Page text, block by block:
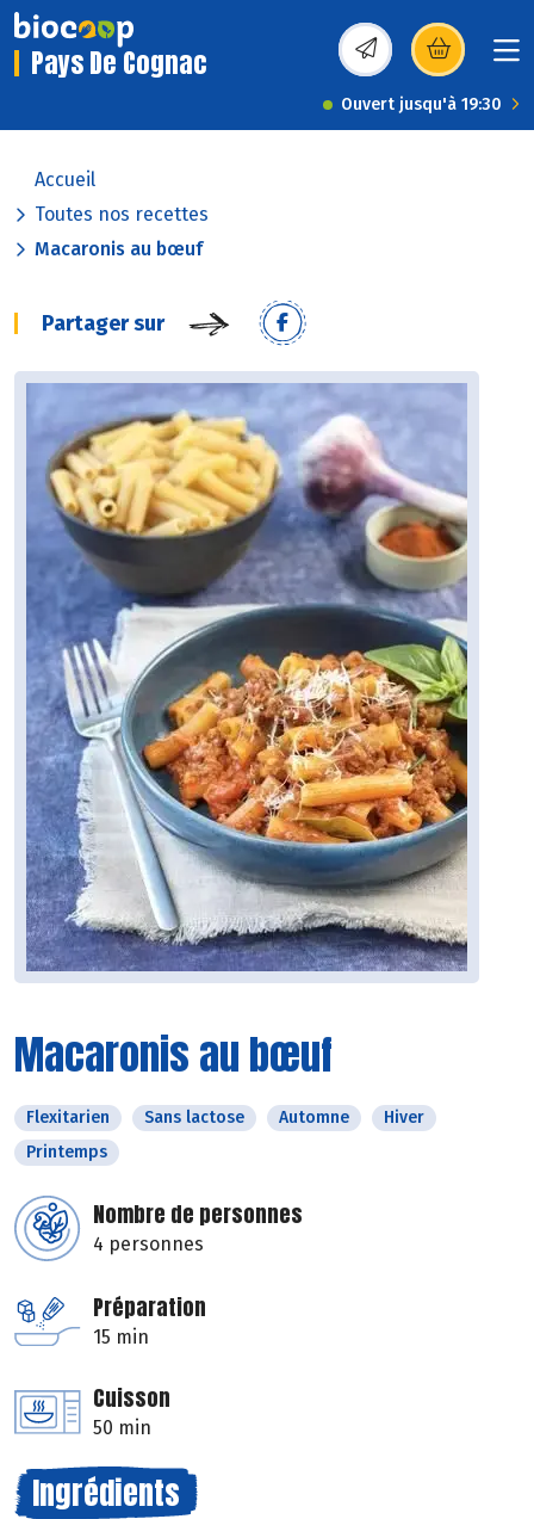
Pays De Cognac (s’ouvre dans une
Ouvert jusqu'à 19:30
Accueil
Toutes nos recettes
Macaronis au bœuf
Partager sur
Macaronis au bœuf
Flexitarien Sans lactose Automne
Hiver
Printemps
Nombre de personnes
4 personnes
Préparation
15 min
Cuisson
50 min
Ingrédients